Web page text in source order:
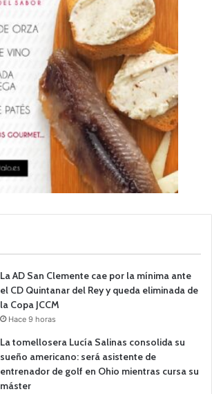
La AD San Clemente cae por la mínima ante
el CD Quintanar del Rey y queda eliminada de
la Copa JCCM
Hace 9 horas
La tomellosera Lucía Salinas consolida su
sueño americano: será asistente de
entrenador de golf en Ohio mientras cursa su
máster